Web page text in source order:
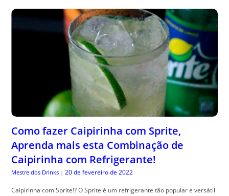
Como fazer Caipirinha com Sprite,
Aprenda mais esta Combinação de
Caipirinha com Refrigerante!
Mestre dos Drinks | 20 de fevereiro de 2022
Caipirinha com Sprite!? O Sprite é um refrigerante tão popular e versátil